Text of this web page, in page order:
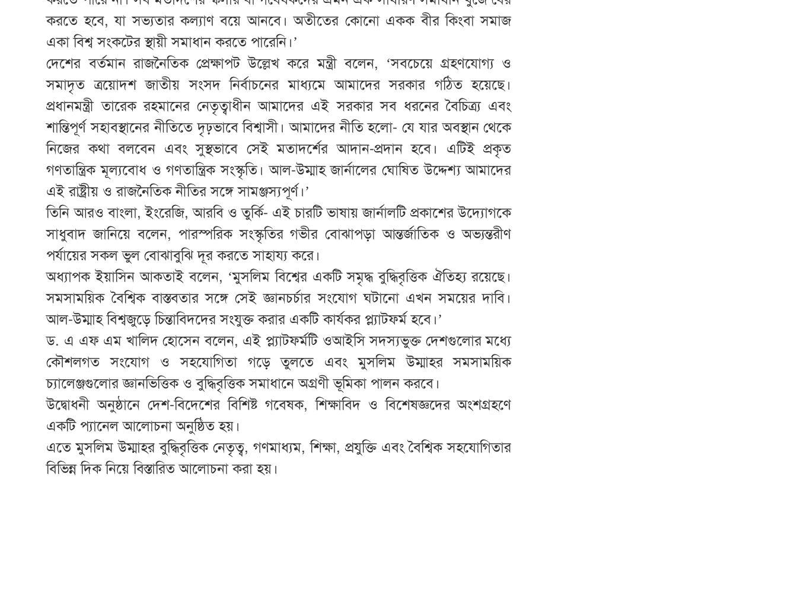
করতে হবে, যা সভ্যতার কল্যাণ বয়ে আনবে। অতীতের কোনো একক বীর কিংবা সমাজ
একা বিশ্ব সংকটের স্থায়ী সমাধান করতে পারেনি।’
দেশের বর্তমান রাজনৈতিক প্রেক্ষাপট উল্লেখ করে মন্ত্রী বলেন, ‘সবচেয়ে গ্রহণযোগ্য ও
সমাদৃত ত্রয়োদশ জাতীয় সংসদ নির্বাচনের মাধ্যমে আমাদের সরকার গঠিত হয়েছে।
প্রধানমন্ত্রী তারেক রহমানের নেতৃত্বাধীন আমাদের এই সরকার সব ধরনের বৈচিত্র্য এবং
শান্তিপূর্ণ সহাবস্থানের নীতিতে দৃঢ়ভাবে বিশ্বাসী। আমাদের নীতি হলো- যে যার অবস্থান থেকে
নিজের কথা বলবেন এবং সুস্থভাবে সেই মতাদর্শের আদান-প্রদান হবে। এটিই প্রকৃত
গণতান্ত্রিক মূল্যবোধ ও গণতান্ত্রিক সংস্কৃতি। আল-উম্মাহ জার্নালের ঘোষিত উদ্দেশ্য আমাদের
এই রাষ্ট্রীয় ও রাজনৈতিক নীতির সঙ্গে সামঞ্জস্যপূর্ণ।’
তিনি আরও বাংলা, ইংরেজি, আরবি ও তুর্কি- এই চারটি ভাষায় জার্নালটি প্রকাশের উদ্যোগকে
সাধুবাদ জানিয়ে বলেন, পারস্পরিক সংস্কৃতির গভীর বোঝাপড়া আন্তর্জাতিক ও অভ্যন্তরীণ
পর্যায়ের সকল ভুল বোঝাবুঝি দূর করতে সাহায্য করে।
অধ্যাপক ইয়াসিন আকতাই বলেন, ‘মুসলিম বিশ্বের একটি সমৃদ্ধ বুদ্ধিবৃত্তিক ঐতিহ্য রয়েছে।
সমসাময়িক বৈশ্বিক বাস্তবতার সঙ্গে সেই জ্ঞানচর্চার সংযোগ ঘটানো এখন সময়ের দাবি।
আল-উম্মাহ বিশ্বজুড়ে চিন্তাবিদদের সংযুক্ত করার একটি কার্যকর প্ল্যাটফর্ম হবে।’
ড. এ এফ এম খালিদ হোসেন বলেন, এই প্ল্যাটফর্মটি ওআইসি সদস্যভুক্ত দেশগুলোর মধ্যে
কৌশলগত সংযোগ ও সহযোগিতা গড়ে তুলতে এবং মুসলিম উম্মাহর সমসাময়িক
চ্যালেঞ্জগুলোর জ্ঞানভিত্তিক ও বুদ্ধিবৃত্তিক সমাধানে অগ্রণী ভূমিকা পালন করবে।
উদ্বোধনী অনুষ্ঠানে দেশ-বিদেশের বিশিষ্ট গবেষক, শিক্ষাবিদ ও বিশেষজ্ঞদের অংশগ্রহণে
একটি প্যানেল আলোচনা অনুষ্ঠিত হয়।
এতে মুসলিম উম্মাহর বুদ্ধিবৃত্তিক নেতৃত্ব, গণমাধ্যম, শিক্ষা, প্রযুক্তি এবং বৈশ্বিক সহযোগিতার
বিভিন্ন দিক নিয়ে বিস্তারিত আলোচনা করা হয়।